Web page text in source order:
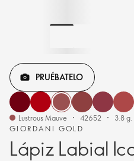
GIORDANI GOLD
Lápiz Labial
PRUÉBATELO
Lustrous Mauve 42652 3.8 g.